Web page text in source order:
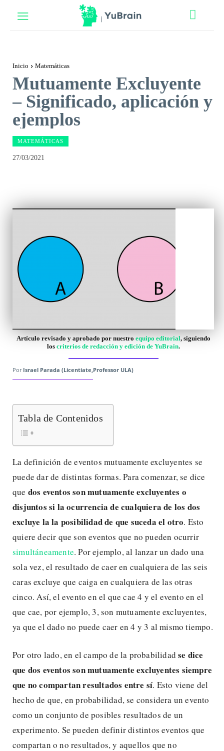
Inicio Matemáticas
Mutuamente Excluyente
– Significado, aplicación y
ejemplos
MATEMÁTICAS
27/03/2021
Artículo revisado y aprobado por nuestro equipo editorial, siguiendo
los criterios de redacción y edición de YuBrain.
Por Israel Parada (Licentiate,Professor ULA)
Tabla de Contenidos
La definición de eventos mutuamente excluyentes se
puede dar de distintas formas. Para comenzar, se dice
que dos eventos son mutuamente excluyentes o
disjuntos si la ocurrencia de cualquiera de los dos
excluye la la posibilidad de que suceda el otro. Esto
quiere decir que son eventos que no pueden ocurrir
simultáneamente. Por ejemplo, al lanzar un dado una
sola vez, el resultado de caer en cualquiera de las seis
caras excluye que caiga en cualquiera de las otras
cinco. Así, el evento en el que cae 4 y el evento en el
que cae, por ejemplo, 3, son mutuamente excluyentes,
ya que el dado no puede caer en 4 y 3 al mismo tiempo.
Por otro lado, en el campo de la probabilidadse dice
que dos eventos son mutuamente excluyentes siempre
que no compartan resultados entre sí. Esto viene del
hecho de que, en probabilidad, se considera un evento
como un conjunto de posibles resultados de un
experimento. Se pueden definir distintos eventos que
compartan o no resultados, y aquellos que no